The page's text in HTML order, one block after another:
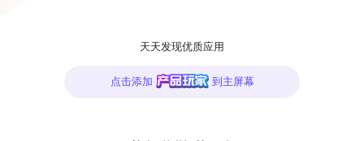
天天发现优质应用
点击添加 到主屏幕